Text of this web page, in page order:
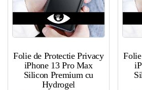
Folie de Protectie Privacy
iPhone 13 Pro Max
Silicon Premium cu
Hydrogel